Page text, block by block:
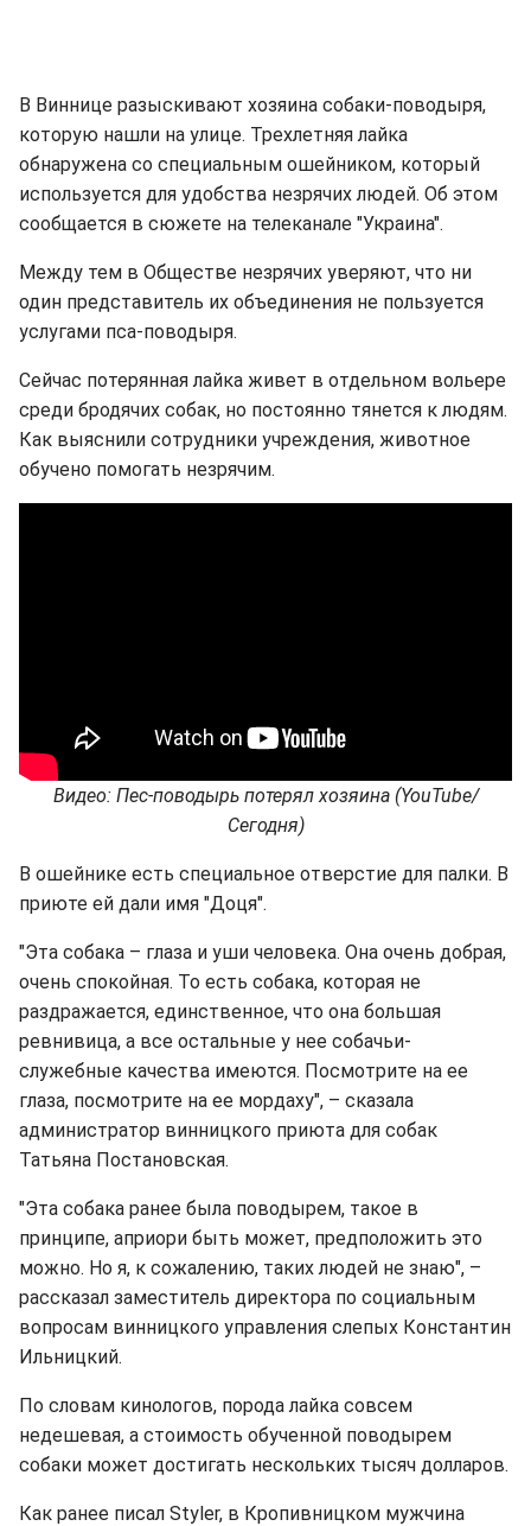
В Виннице разыскивают хозяина собаки-поводыря,
которую нашли на улице. Трехлетняя лайка
обнаружена со специальным ошейником, который
используется для удобства незрячих людей. Об этом
сообщается в сюжете на телеканале "Украина".
Между тем в Обществе незрячих уверяют, что ни
один представитель их объединения не пользуется
услугами пса-поводыря.
Сейчас потерянная лайка живет в отдельном вольере
среди бродячих собак, но постоянно тянется к людям.
Как выяснили сотрудники учреждения, животное
обучено помогать незрячим.
Видео: Пес-поводырь потерял хозяина (YouTube/
Сегодня)
В ошейнике есть специальное отверстие для палки. В
приюте ей дали имя "Доця".
"Эта собака – глаза и уши человека. Она очень добрая,
очень спокойная. То есть собака, которая не
раздражается, единственное, что она большая
ревнивица, а все остальные у нее собачьи-
служебные качества имеются. Посмотрите на ее
глаза, посмотрите на ее мордаху", – сказала
администратор винницкого приюта для собак
Татьяна Постановская.
"Эта собака ранее была поводырем, такое в
принципе, априори быть может, предположить это
можно. Но я, к сожалению, таких людей не знаю", –
рассказал заместитель директора по социальным
вопросам винницкого управления слепых Константин
Ильницкий.
По словам кинологов, порода лайка совсем
недешевая, а стоимость обученной поводырем
собаки может достигать нескольких тысяч долларов.
Как ранее писал Styler, в Кропивницком мужчина